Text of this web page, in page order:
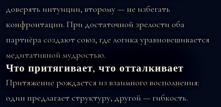
доверять интуиции, второму — не избегать
конфронтации. При достаточной зрелости оба
партнёра создают союз, где логика уравновешивается
медитативной мудростью.
Что притягивает, что отталкивает
Притяжение рождается из взаимного восполнения:
один предлагает структуру, другой — гибкость.